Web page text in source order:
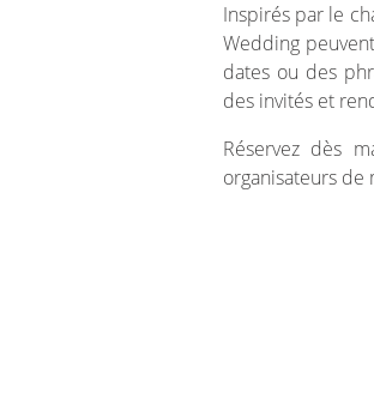
Inspirés par le
Wedding
dates ou des
des invités et
Réservez dès
organisateurs de